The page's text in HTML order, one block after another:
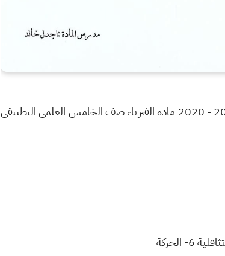
اداة مدرسه ثانوية الاحرار اسئلة امتحان نهاية الكورس الاول الدور الاول للعام الدراسي 2019 - 2020 مادة الفيزياء صف الخامس العلمي التطبيقي